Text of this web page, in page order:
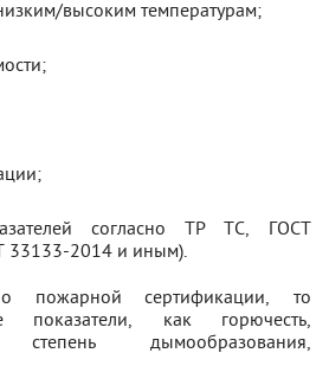
высоким температурам;
согласно ТР ТС, ГОСТ
33133-2014 и иным).
пожарной сертификации, то
показатели, как горючесть,
степень дымообразования,